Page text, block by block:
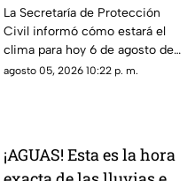
Veracruz hoy 6 de
agosto de 2026
La Secretaría de Protección
Civil informó cómo estará el
clima para hoy 6 de agosto de
2026 en Veracruz, así como el
agosto 05, 2026 10:22 p. m.
¡AGUAS! Esta es la hora